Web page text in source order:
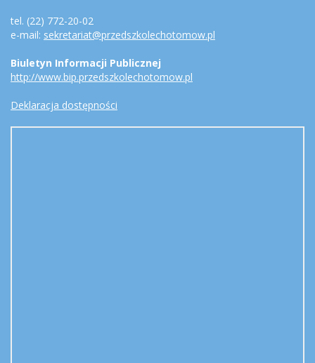
tel. (22) 772-20-02
e-mail: sekretariat@przedszkolechotomow.pl
Biuletyn Informacji Publicznej
http://www.bip.przedszkolechotomow.pl
Deklaracja dostępności
Mapa